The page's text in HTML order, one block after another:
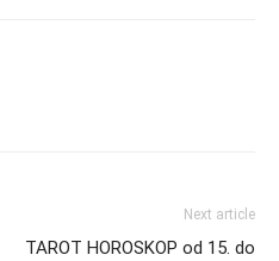
Next article
TAROT HOROSKOP od 15. do